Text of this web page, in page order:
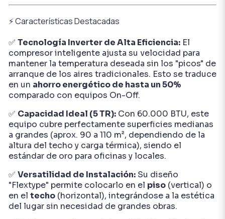
⚡ Características Destacadas
✅ Tecnología Inverter de Alta Eficiencia:El
compresor inteligente ajusta su velocidad para
mantener la temperatura deseada sin los "picos" de
arranque de los aires tradicionales. Esto se traduce
en un ahorro energético de hasta un 50%
comparado con equipos On-Off.
✅ Capacidad Ideal (5 TR):Con 60.000 BTU, este
equipo cubre perfectamente superficies medianas
a grandes (aprox. 90 a 110 m², dependiendo de la
altura del techo y carga térmica), siendo el
estándar de oro para oficinas y locales.
✅ Versatilidad de Instalación:Su diseño
"Flextype" permite colocarlo en el piso(vertical) o
en el techo(horizontal), integrándose a la estética
del lugar sin necesidad de grandes obras.